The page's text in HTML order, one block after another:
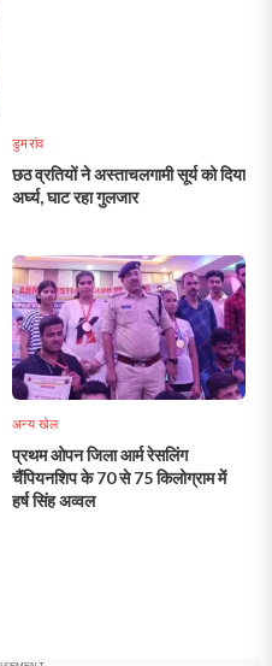
डुमरांव
छठ व्रतियों ने अस्ताचलगामी सूर्य को दिया
अर्घ्य, घाट रहा गुलजार
अन्य खेल
प्रथम ओपन जिला आर्म रेसलिंग
चैंपियनशिप के 70 से 75 किलोग्राम में
हर्ष सिंह अव्वल